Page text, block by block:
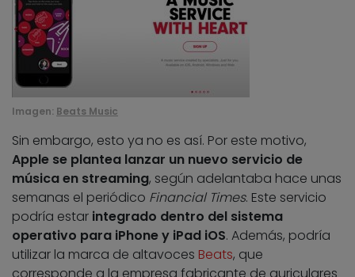
Imagen: Beats Music
Sin embargo, esto ya no es así. Por este motivo,
Apple se plantea lanzar un nuevo servicio de
música en streaming, según adelantaba hace unas
semanas el periódico Financial Times. Este servicio
podría estar integrado dentro del sistema
operativo para iPhone y iPad iOS. Además, podría
utilizar la marca de altavoces Beats, que